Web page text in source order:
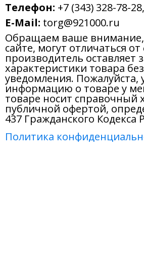
Телефон: +7 (343) 328-78-
E-Mail: torg@921000.ru
Обращаем ваше
сайте, могут отличаться
производитель оставляет
характеристики товара
уведомления. Пожалуйста,
информацию о товаре у
товаре носит справочный
публичной офертой,
437 Гражданского
Политика